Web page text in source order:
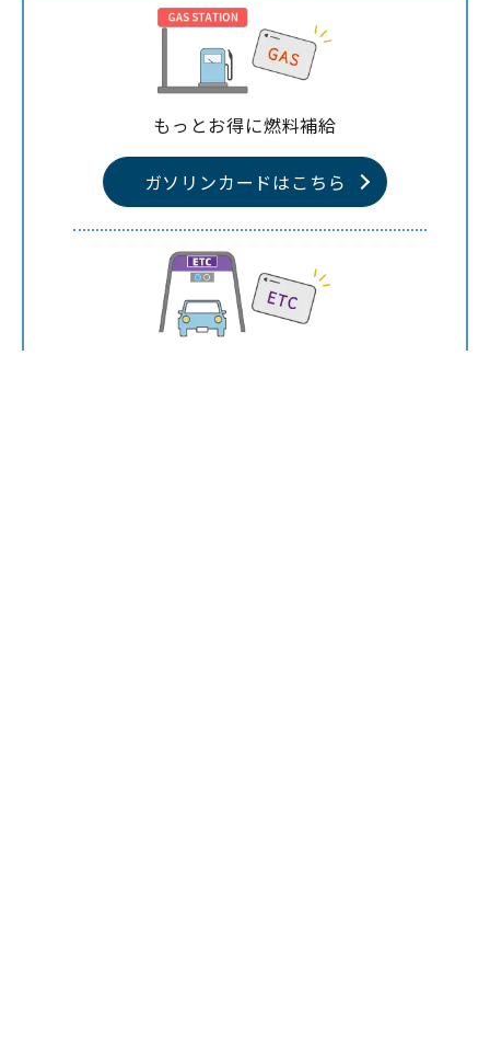
もっとお得に燃料補給
ガソリンカードはこちら